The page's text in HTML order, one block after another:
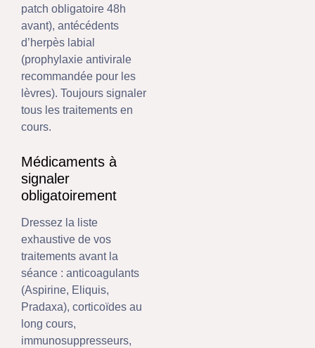
patch obligatoire 48h
avant), antécédents
d’herpès labial
(prophylaxie antivirale
recommandée pour les
lèvres). Toujours signaler
tous les traitements en
cours.
Médicaments à
signaler
obligatoirement
Dressez la liste
exhaustive de vos
traitements avant la
séance : anticoagulants
(Aspirine, Eliquis,
Pradaxa), corticoïdes au
long cours,
immunosuppresseurs,